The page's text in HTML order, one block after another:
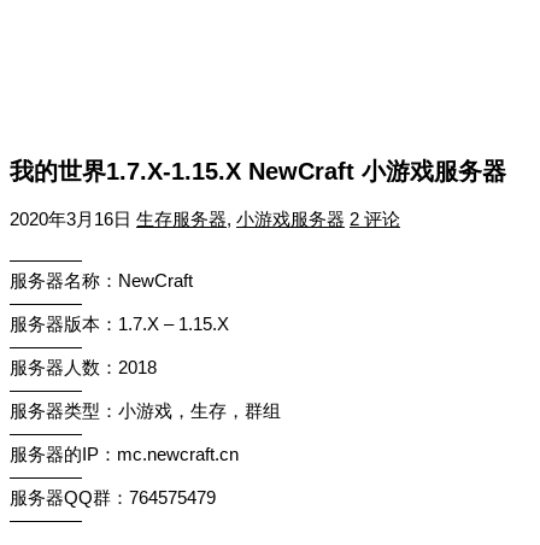
我的世界1.7.X-1.15.X NewCraft 小游戏服务器
2020年3月16日 生存服务器, 小游戏服务器 2 评论
————
服务器名称：NewCraft
————
服务器版本：1.7.X – 1.15.X
————
服务器人数：2018
————
服务器类型：小游戏，生存，群组
————
服务器的IP：mc.newcraft.cn
————
服务器QQ群：764575479
————